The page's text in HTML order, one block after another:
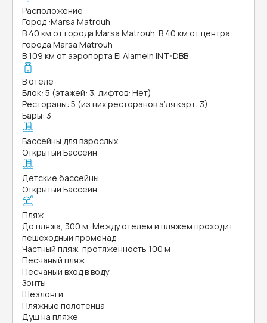
Расположение
Город :Marsa Matrouh
В 40 км от города Marsa Matrouh. В 40 км от центра
города Marsa Matrouh
В 109 км от аэропорта El Alamein INT-DBB
В отеле
Блок: 5 (этажей: 3, лифтов: Нет)
Рестораны: 5 (из них ресторанов а’ля карт: 3)
Бары: 3
Бассейны для взрослых
Открытый Бассейн
Детские бассейны
Открытый Бассейн
Пляж
До пляжа, 300 м, Между отелем и пляжем проходит
пешеходный променад
Частный пляж, протяженность 100 м
Песчаный пляж
Песчаный вход в воду
Зонты
Шезлонги
Пляжные полотенца
Душ на пляже